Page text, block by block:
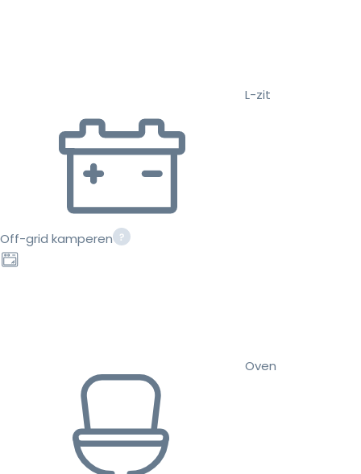
L-zit
Off-grid kamperen
Oven